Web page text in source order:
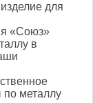
для
«Союз»
в
по металлу